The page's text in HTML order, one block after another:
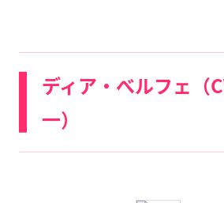
ディア・べルフェ（
一）